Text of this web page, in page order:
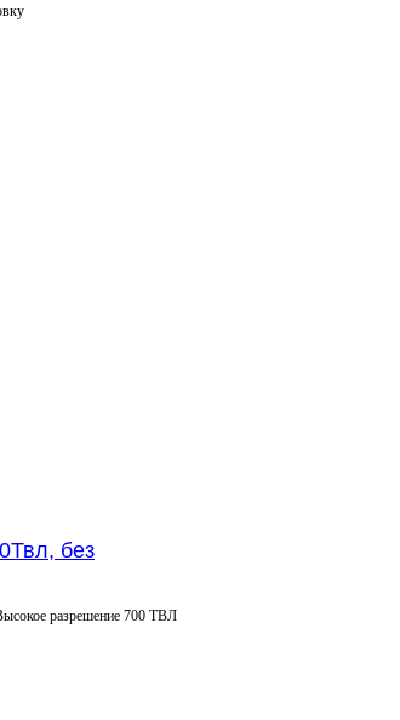
без
разрешение 700 ТВЛ